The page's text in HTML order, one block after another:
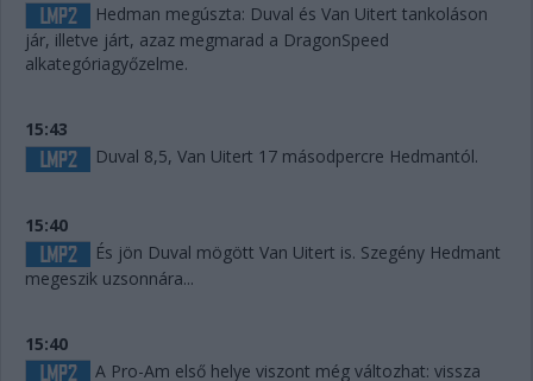
Hedman megúszta: Duval és Van Uitert tankoláson
jár, illetve járt, azaz megmarad a DragonSpeed
alkategóriagyőzelme.
15:43
Duval 8,5, Van Uitert 17 másodpercre Hedmantól.
15:40
És jön Duval mögött Van Uitert is. Szegény Hedmant
megeszik uzsonnára...
15:40
A Pro-Am első helye viszont még változhat: vissza